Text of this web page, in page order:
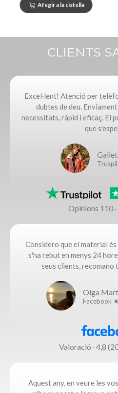
Afegir a la cistella
CLIENTS
Excel·lent! Atenció per
dubtes de deu.
necessitats, ràpid i eficaç. El
que
Opinions 110
Considero que el material
s'ha rebut en menys 24
seus clients,
Olga
Valoració · 4,8
Aquest any, en veure les